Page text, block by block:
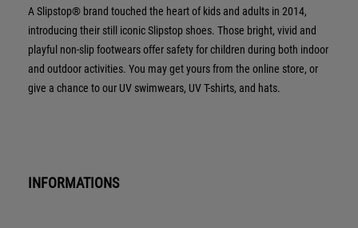
A Slipstop® brand touched the heart of kids and adults in 2014,
introducing their still iconic Slipstop shoes. Those bright, vivid and
playful non-slip footwears offer safety for children during both indoor
and outdoor activities. You may get yours from the online store, or
give a chance to our UV swimwears, UV T-shirts, and hats.
INFORMATIONS